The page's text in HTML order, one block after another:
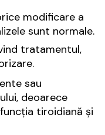
modificare a
sunt normale.
tratamentul,
sau
deoarece
tiroidiană și